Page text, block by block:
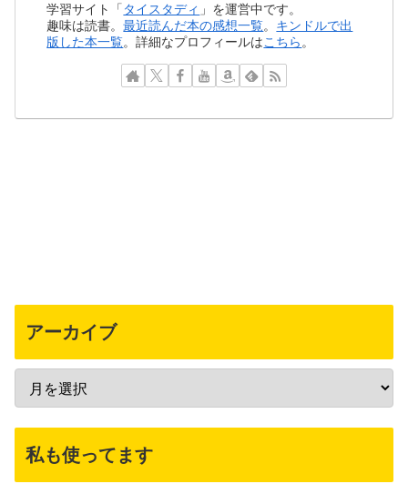
学習サイト「 タイスタディ 」を運営中です。
趣味は読書。最近読んだ本の感想一覧。 キンドルで出
版した本一覧。詳細なプロフィールはこちら。
アーカイブ
私も使ってます